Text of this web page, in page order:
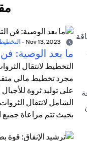
-التخطيط
ما بعد الوصية: فن
التخطيط لانتقال
مجرد تخطيط مالي
على توليد ثروة
الشامل لانتقال
بحيث تتم مراعاة جميع